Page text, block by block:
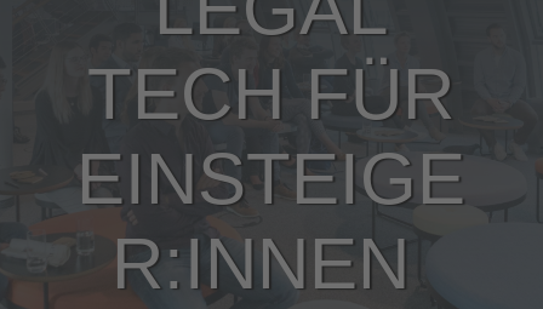
TECH FÜR
EINSTEIGE
R:INNEN